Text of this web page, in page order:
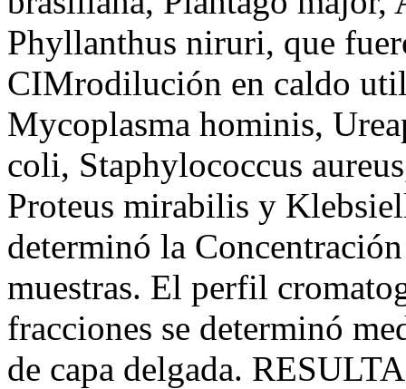
Phyllanthus niruri, que
CIMrodilución en caldo
Mycoplasma hominis,
coli, Staphylococcus
Proteus mirabilis y
determinó la
muestras. El perfil
fracciones se determinó
de capa delgada.